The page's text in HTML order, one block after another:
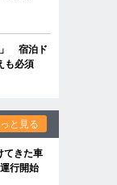
」 宿泊ド
も必須
と見る
てきた車
行開始